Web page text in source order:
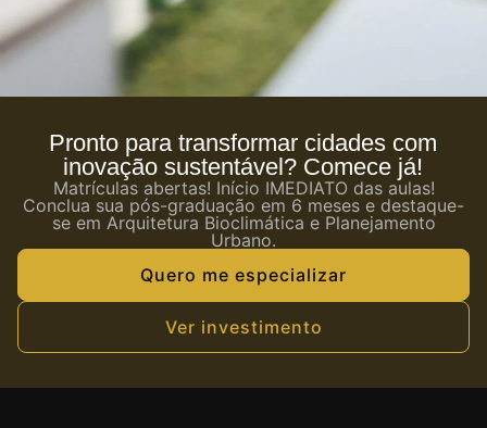
Pronto para transformar cidades com
inovação sustentável? Comece já!
Matrículas abertas! Início IMEDIATO das aulas!
Conclua sua pós-graduação em 6 meses e destaque-
se em Arquitetura Bioclimática e Planejamento
Urbano.
Quero me especializar
Ver investimento